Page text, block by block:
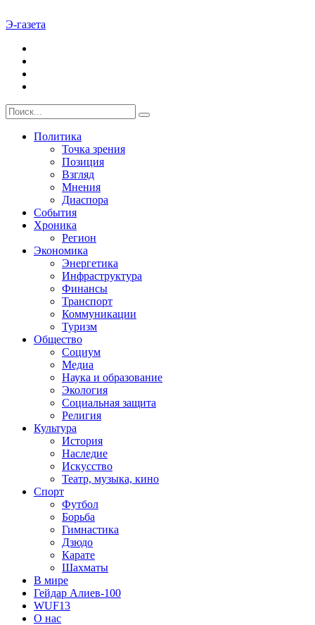
Э-газета
Политика
Точка зрения
Позиция
Взгляд
Мнения
Диаспора
События
Хроника
Регион
Экономика
Энергетика
Инфраструктура
Финансы
Транспорт
Коммуникации
Туризм
Общество
Социум
Медиа
Наука и образование
Экология
Социальная защита
Религия
Культура
История
Наследие
Искусство
Театр, музыка, кино
Спорт
Футбол
Борьба
Гимнастика
Дзюдо
Карате
Шахматы
В мире
Гейдар Алиев-100
WUF13
О нас